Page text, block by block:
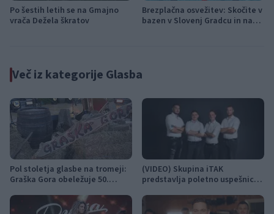
Po šestih letih se na Gmajno
vrača Dežela škratov
Brezplačna osvežitev: Skočite v
bazen v Slovenj Gradcu in na
Več iz kategorije Glasba
Pol stoletja glasbe na tromeji:
Graška Gora obeležuje 50.
zabavne glasbe
(VIDEO) Skupina iTAK
predstavlja poletno uspešnico